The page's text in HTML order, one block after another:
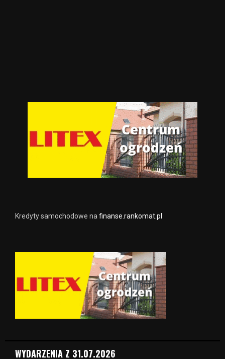
Kredyty samochodowe na finanse.rankomat.pl
WYDARZENIA Z 31.07.2026